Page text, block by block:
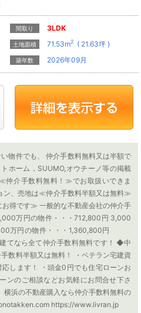
間取り 3LDK
土地面積 71.53m2 ( 21.63坪 )
築年数 2026年09月
物件でも、 仲介手数料無料又は半額で
ホーム，SUUMO,オウチーノ等の掲載
介手数料無料！≫でお取扱いできま
ン、売地は≪仲介手数料半額又は無料≫
得です≫ 一般的な不動産会社の仲介手
万円の物件・・・712,800円 3,000
万円の物件・・・1,360,800円
なら全て仲介手数料無料です！ ◆中
数料半額又は無料！ ・ベテラン宅建資
します！ ・頭金0円でも住宅ローンお
ンのご相談などお気軽にお問合せ下さ
横浜の不動産購入なら仲介手数料無料の
https://www.livran.jp